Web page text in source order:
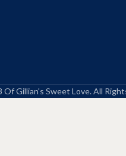
Gillian's Sweet Love. All